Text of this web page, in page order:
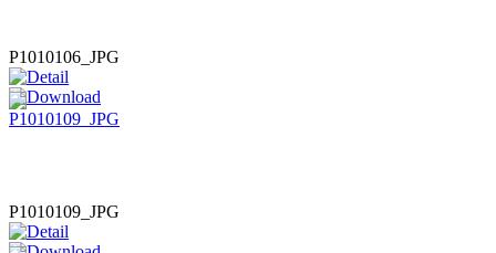
P1010106_JPG
P1010109_JPG